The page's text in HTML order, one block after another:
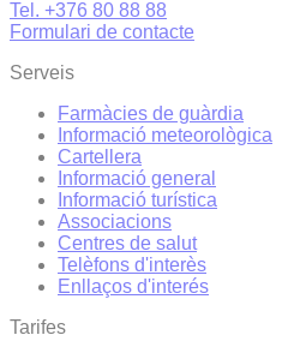
Tel. +376 80 88 88
Formulari de contacte
Serveis
Farmàcies de guàrdia
Informació meteorològica
Cartellera
Informació general
Informació turística
Associacions
Centres de salut
Telèfons d'interès
Enllaços d'interés
Tarifes